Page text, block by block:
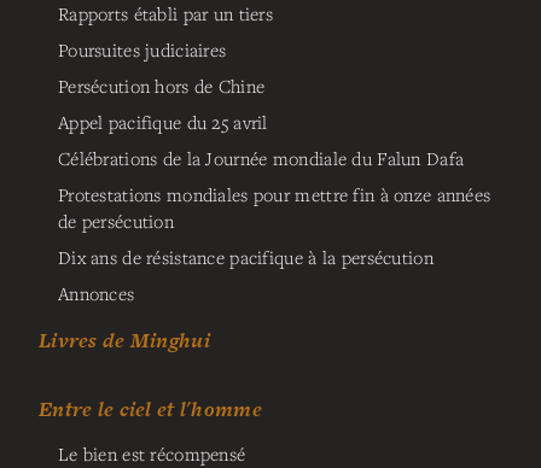
Rapports établi par un tiers
Poursuites judiciaires
Persécution hors de Chine
Appel pacifique du 25 avril
Célébrations de la Journée mondiale du Falun Dafa
Protestations mondiales pour mettre fin à onze années
de persécution
Dix ans de résistance pacifique à la persécution
Annonces
Livres de Minghui
Entre le ciel et l'homme
Le bien est récompensé